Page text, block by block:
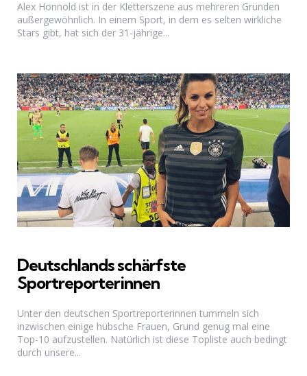
Alex Honnold ist in der Kletterszene aus mehreren Gründen
außergewöhnlich. In einem Sport, in dem es selten wirkliche
Stars gibt, hat sich der 31-jährige...
Deutschlands schärfste
Sportreporterinnen
Unter den deutschen Sportreporterinnen tummeln sich
inzwischen einige hübsche Frauen, Grund genug mal eine
Top-10 aufzustellen. Natürlich ist diese Topliste auch bedingt
durch unsere...